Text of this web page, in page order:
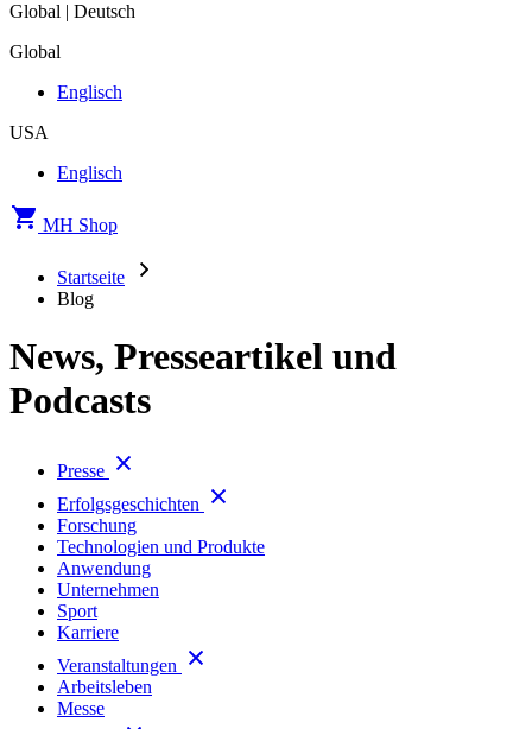
Global | Deutsch
Global
Englisch
USA
Englisch
MH Shop
Startseite
Blog
News, Presseartikel und
Podcasts
Presse
Erfolgsgeschichten
Forschung
Technologien und Produkte
Anwendung
Unternehmen
Sport
Karriere
Veranstaltungen
Arbeitsleben
Messe